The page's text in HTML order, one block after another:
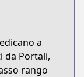
a
da Portali,
rango